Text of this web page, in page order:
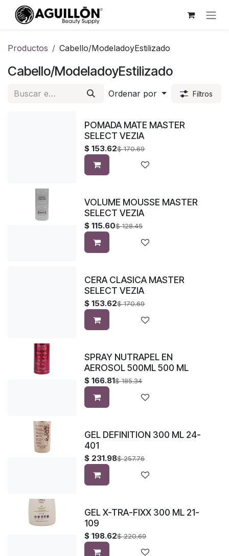
Ir al contenido
Productos Cabello/ModeladoyEstilizado
Cabello/ModeladoyEstilizado
Ordenar por Filtros
POMADA MATE MASTER
SELECT VEZIA
$153.62$170.69
VOLUME MOUSSE MASTER
SELECT VEZIA
$115.60$128.45
CERA CLASICA MASTER
SELECT VEZIA
$153.62$170.69
SPRAY NUTRAPEL EN
AEROSOL 500ML 500 ML
$166.81$185.34
GEL DEFINITION 300 ML 24-
401
$ 231.98$257.76
GEL X-TRA-FIXX 300 ML 21-
109
$198.62$220.69